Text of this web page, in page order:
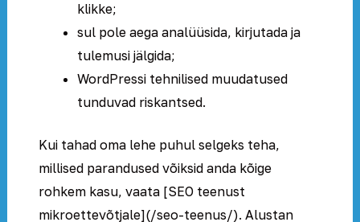
klikke;
sul pole aega analüüsida, kirjutada ja
tulemusi jälgida;
WordPressi tehnilised muudatused
tunduvad riskantsed.
Kui tahad oma lehe puhul selgeks teha,
millised parandused võiksid anda kõige
rohkem kasu, vaata [SEO teenust
mikroettevõtjale](/seo-teenus/). Alustan